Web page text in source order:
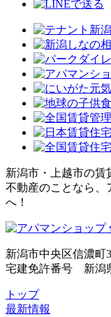
新潟市・上越市の賃
不動産のことなら、
へ！
新潟市中央区信濃町
宅建免許番号 新潟
トップ
最新情報